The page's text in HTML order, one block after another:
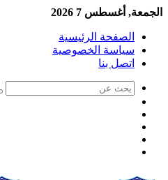
الجمعة, أغسطس 7 2026
الصفحة الرئيسية
سياسة الخصوصية
اتصل بنا